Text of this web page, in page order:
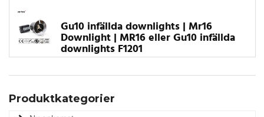
Gu10 infällda downlights | Mr16
Downlight | MR16 eller Gu10 infällda
downlights F1201
Produktkategorier